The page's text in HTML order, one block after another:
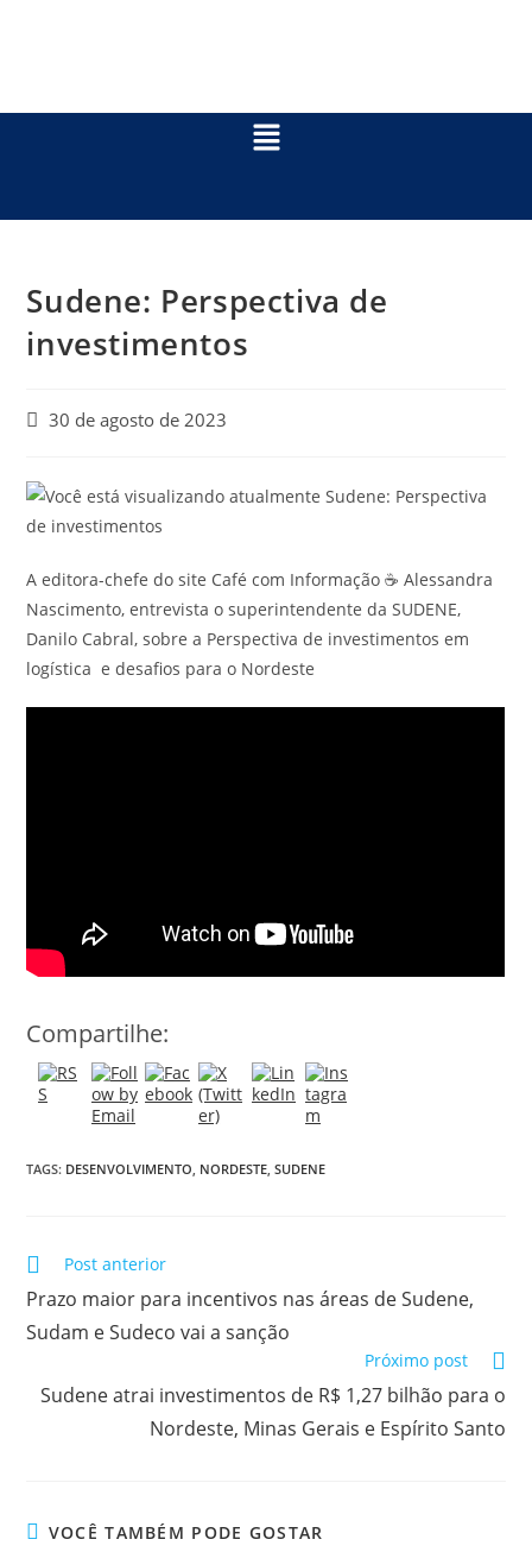
Sudene: Perspectiva de
investimentos
30 de agosto de 2023
A editora-chefe do site Café com Informação ☕️ Alessandra
Nascimento, entrevista o superintendente da SUDENE,
Danilo Cabral, sobre a Perspectiva de investimentos em
logística e desafios para o Nordeste
Compartilhe:
TAGS: DESENVOLVIMENTO NORDESTE SUDENE
Post anterior
Prazo maior para incentivos nas áreas de Sudene,
Sudam e Sudeco vai a sanção
Próximo post
Sudene atrai investimentos de R$ 1,27 bilhão para o
Nordeste, Minas Gerais e Espírito Santo
VOCÊ TAMBÉM PODE GOSTAR